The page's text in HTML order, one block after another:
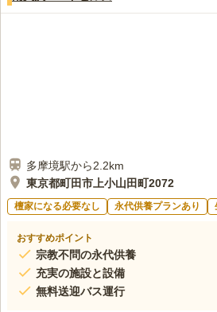
す。
50代女性
駅前のヨーカドーで買い出しして
多摩境駅から2.2km
東京都町田市上小山田町2072
檀家になる必要なし 永代供養プランあり
おすすめポイント
宗教不問の永代供養
充実の施設と設備
無料送迎バス運行